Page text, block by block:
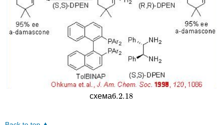
схема6.2.18
6.2.18